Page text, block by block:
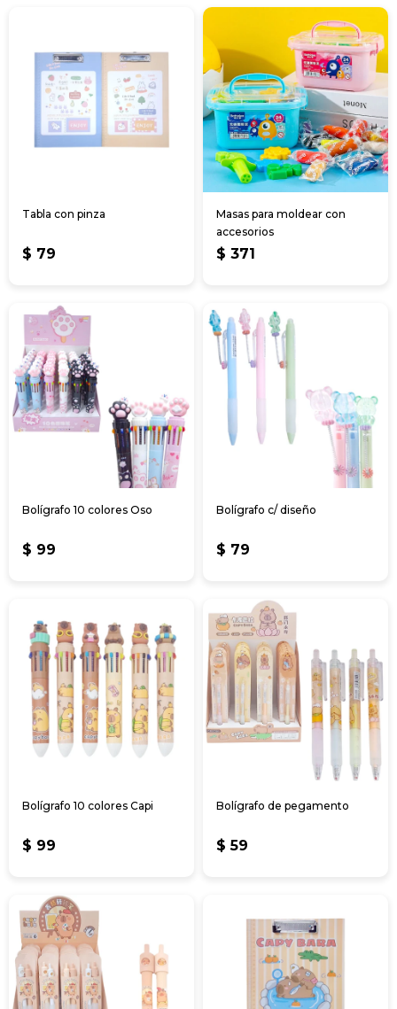
Tabla con pinza
$ 79
Masas para moldear con
accesorios
$ 371
Bolígrafo 10 colores Oso
$ 99
Bolígrafo c/ diseño
$ 79
Bolígrafo 10 colores Capi
$ 99
Bolígrafo de pegamento
$ 59